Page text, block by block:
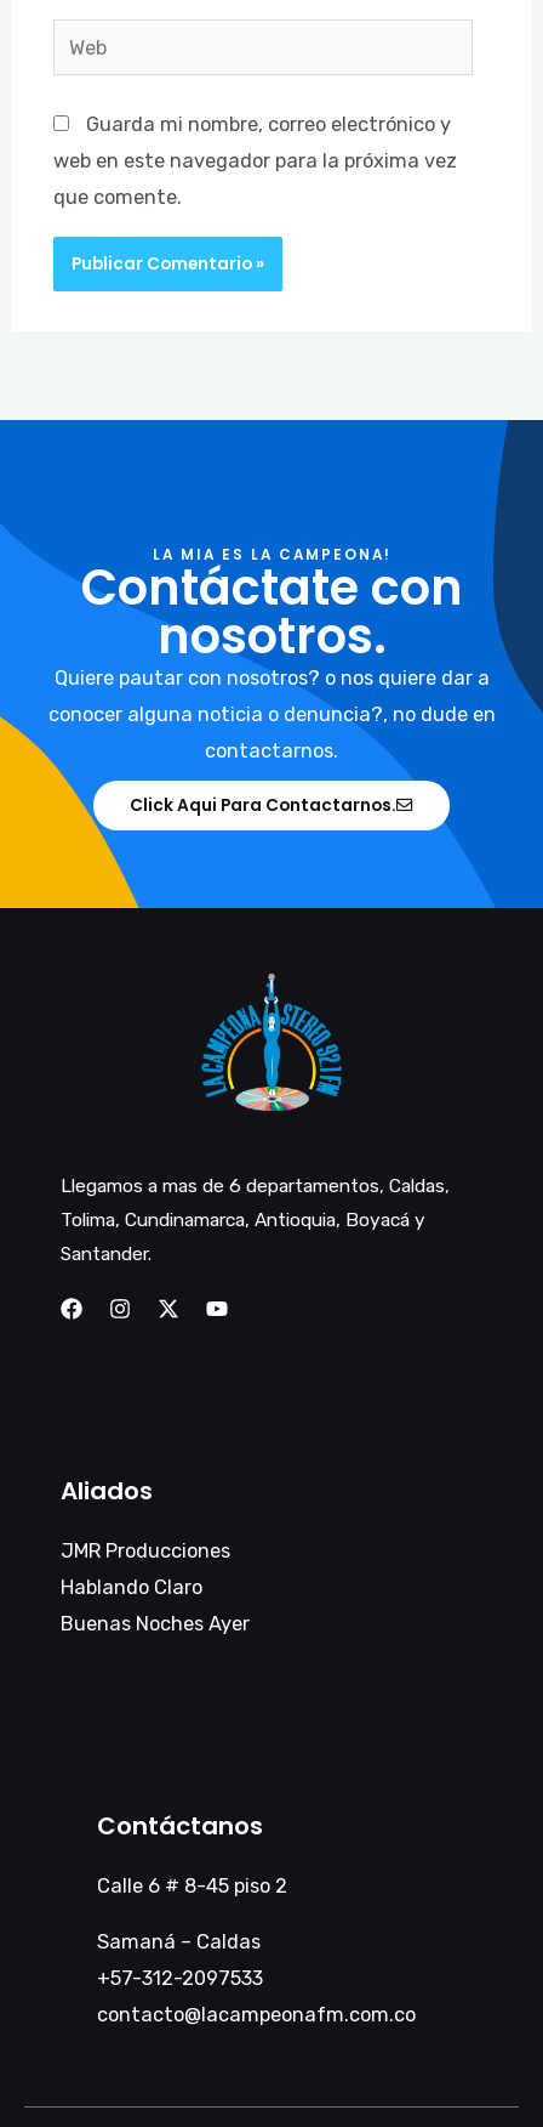
Web
Guarda mi nombre, correo electrónico y
web en este navegador para la próxima vez
que comente.
LA MIA ES LA CAMPEONA!
Contáctate con
nosotros.
Quiere pautar con nosotros? o nos quiere dar a
conocer alguna noticia o denuncia?, no dude en
contactarnos.
Click Aqui Para Contactarnos.
Llegamos a mas de 6 departamentos, Caldas,
Tolima, Cundinamarca, Antioquia, Boyacá y
Santander.
Aliados
JMR Producciones
Hablando Claro
Buenas Noches Ayer
Contáctanos
Calle 6 # 8-45 piso 2
Samaná – Caldas
+57-312-2097533
contacto@lacampeonafm.com.co